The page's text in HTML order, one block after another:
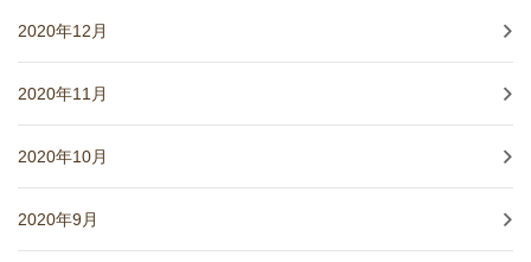
2020年12月
2020年11月
2020年10月
2020年9月